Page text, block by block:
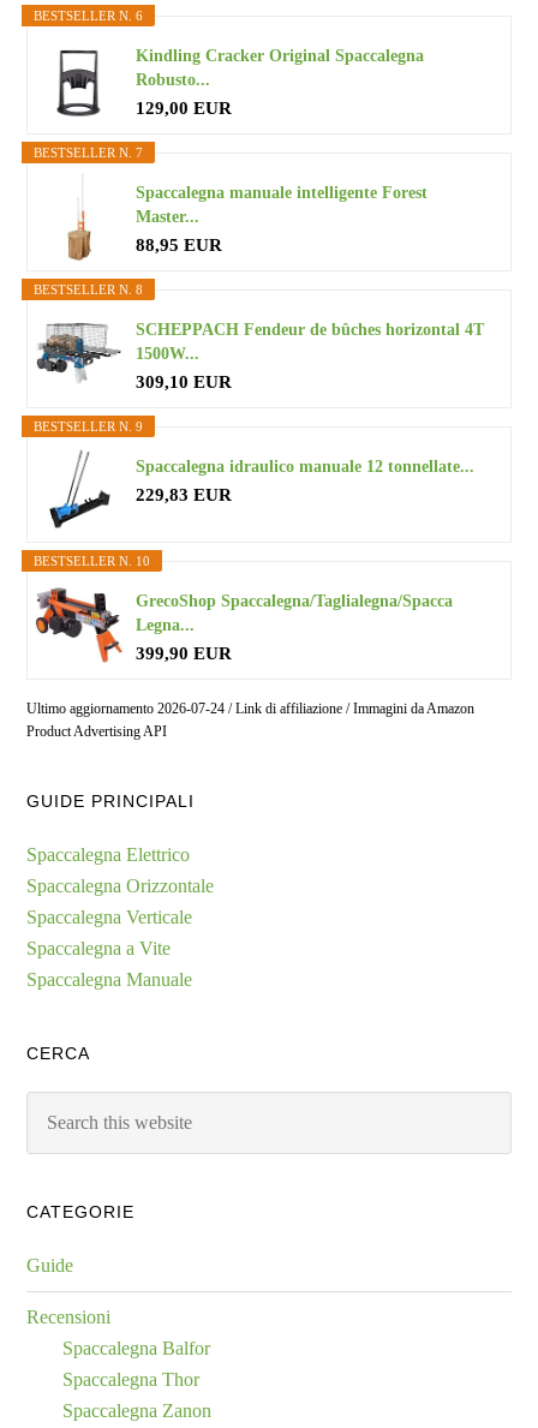
BESTSELLER N. 6
Kindling Cracker Original Spaccalegna
Robusto...
129,00 EUR
BESTSELLER N. 7
Spaccalegna manuale intelligente Forest
Master...
88,95 EUR
BESTSELLER N. 8
SCHEPPACH Fendeur de bûches horizontal 4T
1500W...
309,10 EUR
BESTSELLER N. 9
Spaccalegna idraulico manuale 12 tonnellate...
229,83 EUR
BESTSELLER N. 10
GrecoShop Spaccalegna/Taglialegna/Spacca
Legna...
399,90 EUR
Ultimo aggiornamento 2026-07-24 / Link di affiliazione / Immagini da Amazon
Product Advertising API
GUIDE PRINCIPALI
Spaccalegna Elettrico
Spaccalegna Orizzontale
Spaccalegna Verticale
Spaccalegna a Vite
Spaccalegna Manuale
CERCA
CATEGORIE
Guide
Recensioni
Spaccalegna Balfor
Spaccalegna Thor
Spaccalegna Zanon